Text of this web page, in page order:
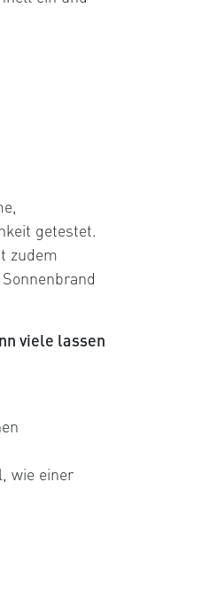
getestet.
zudem
viele lassen
wie einer